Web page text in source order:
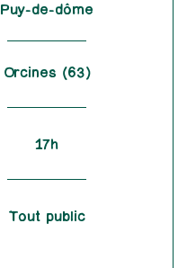
Puy-de-dôme
Orcines (63)
17h
Tout public